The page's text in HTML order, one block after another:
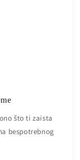
što ti zaista
bespotrebnog